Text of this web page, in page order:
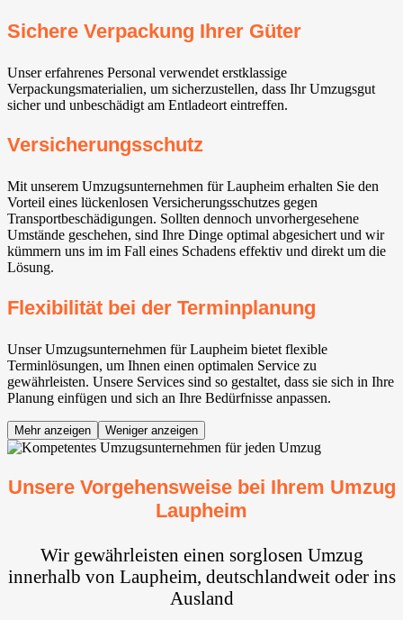
Sichere Verpackung Ihrer Güter
Unser erfahrenes Personal verwendet erstklassige
Verpackungsmaterialien, um sicherzustellen, dass Ihr Umzugsgut
sicher und unbeschädigt am Entladeort eintreffen.
Versicherungsschutz
Mit unserem Umzugsunternehmen für Laupheim erhalten Sie den
Vorteil eines lückenlosen Versicherungsschutzes gegen
Transportbeschädigungen. Sollten dennoch unvorhergesehene
Umstände geschehen, sind Ihre Dinge optimal abgesichert und wir
kümmern uns im im Fall eines Schadens effektiv und direkt um die
Lösung.
Flexibilität bei der Terminplanung
Unser Umzugsunternehmen für Laupheim bietet flexible
Terminlösungen, um Ihnen einen optimalen Service zu
gewährleisten. Unsere Services sind so gestaltet, dass sie sich in Ihre
Planung einfügen und sich an Ihre Bedürfnisse anpassen.
Mehr anzeigen Weniger anzeigen
Unsere Vorgehensweise bei Ihrem Umzug
Laupheim
Wir gewährleisten einen sorglosen Umzug
innerhalb von Laupheim, deutschlandweit oder ins
Ausland